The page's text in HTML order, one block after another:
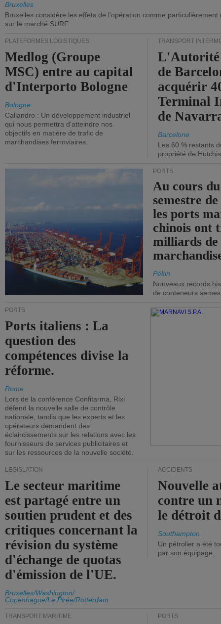
Bruxelles
Bruxelles considère les effets de l'opération comme
sur le marché SURF.
PLATEFORMES LOGISTIQUES
Medlog (Groupe
MSC) entre au capital
d'Interporto Bologne
Bologne
Caliandro : Un développement industriel
qui nous permettra d'atteindre nos
objectifs en matière de trafic de
marchandises ferroviaires.
TRANSPORT
de
acquérir
Terminal
de
Barcelone
Les 60 % restants
propriété de
PORTS
Au cours
semestre
les ports
chinois ont
milliards de
Pékin
Nouveaux records
de conteneurs
PORTS
Ports italiens : La
question des
compétences divise la
réforme.
Rome
Lors de la conférence Confitarma, Rixi
défend la nouvelle salle de contrôle
nationale, tandis que les experts et les
opérateurs demandent des
éclaircissements sur les relations avec les
fournisseurs de services publicitaires et
sur les ressources de la nouvelle société.
LÉGISLATION
Le secteur maritime
est partagé entre un
soutien prudent et des
critiques concernant la
révision du système
d'échange de quotas
d'émission de l'UE.
Bruxelles/Washington/
Copenhague/Le Pirée/Rotterdam
ACCIDENTS
Nouvelle
contre un
le détroit
Southampton
Un pétrolier a été
par son équipage.
TRANSPORT MARITIME PORTS